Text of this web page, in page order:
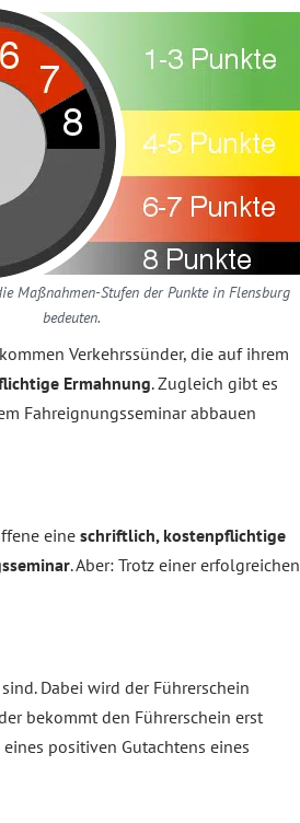
Maßnahmen-Stufen der Punkte in Flensburg
bedeuten.
Verkehrssünder, die auf ihrem
Ermahnung. Zugleich gibt es
Fahreignungsseminar abbauen
eineschriftlich, kostenpflichtige
. Aber: Trotz einer erfolgreichen
Dabei wird der Führerschein
bekommt den Führerschein erst
positiven Gutachtens eines